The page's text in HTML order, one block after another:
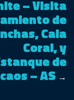
– Visita
de
Cala
Coral, y
de
– AS →